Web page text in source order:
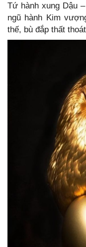
Tứ hành xung Dậu
ngũ hành Kim
thế, bù đắp thất